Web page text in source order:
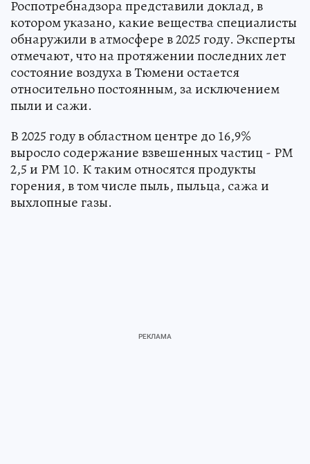
Роспотребнадзора представили доклад, в
котором указано, какие вещества специалисты
обнаружили в атмосфере в 2025 году. Эксперты
отмечают, что на протяжении последних лет
состояние воздуха в Тюмени остается
относительно постоянным, за исключением
пыли и сажи.
В 2025 году в областном центре до 16,9%
выросло содержание взвешенных частиц - РМ
2,5 и РМ 10. К таким относятся продукты
горения, в том числе пыль, пыльца, сажа и
выхлопные газы.